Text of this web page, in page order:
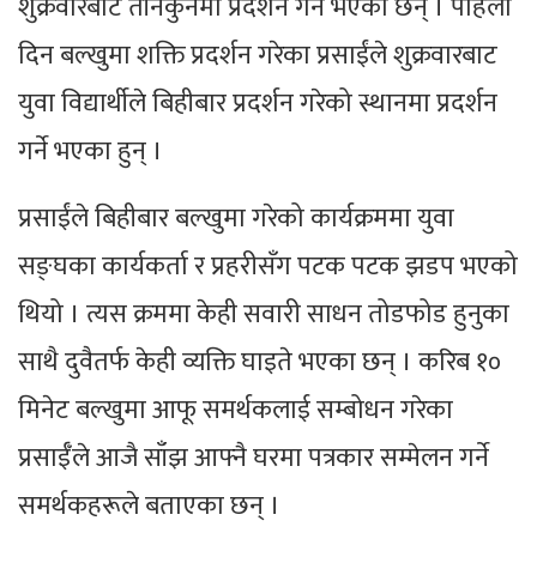
दिन बल्खुमा शक्ति प्रदर्शन गरेका प्रसाईंले शुक्रवारबाट
युवा विद्यार्थीले बिहीबार प्रदर्शन गरेको स्थानमा प्रदर्शन
गर्ने भएका हुन् ।
प्रसाईंले बिहीबार बल्खुमा गरेको कार्यक्रममा युवा
सङ्घका कार्यकर्ता र प्रहरीसँग पटक पटक झडप भएको
थियो । त्यस क्रममा केही सवारी साधन तोडफोड हुनुका
साथै दुवैतर्फ केही व्यक्ति घाइते भएका छन् । करिब १०
मिनेट बल्खुमा आफू समर्थकलाई सम्बोधन गरेका
प्रसाईँले आजै साँझ आफ्नै घरमा पत्रकार सम्मेलन गर्ने
समर्थकहरूले बताएका छन् ।